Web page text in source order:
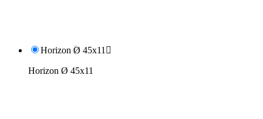
Horizon Ø 45x11 
Horizon Ø 45x11